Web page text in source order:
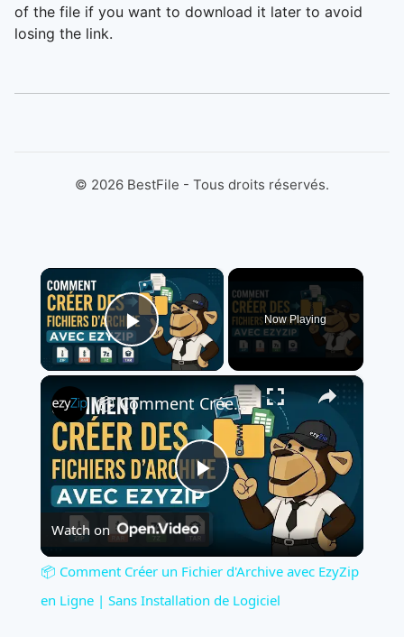
of the file if you want to download it later to avoid
losing the link.
© 2026 BestFile - Tous droits réservés.
×
Play Video
Now Playing
×
Play
Video
📦 Comment Créer un Fichier d'Archive avec EzyZip en Ligne | Sans Installation de Logiciel
Watch on
📦 Comment Créer un Fichier d'Archive avec EzyZip
en Ligne | Sans Installation de Logiciel